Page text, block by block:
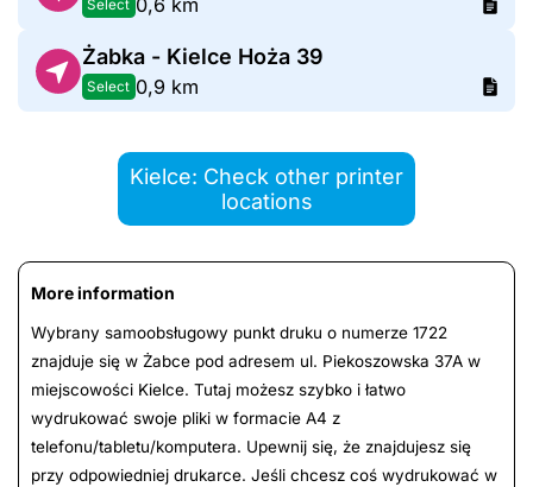
Select 0,6 km
Żabka - Kielce Hoża 39
Select 0,9 km
Kielce: Check other printer
locations
More information
Wybrany samoobsługowy punkt druku o numerze 1722
znajduje się w Żabce pod adresem ul. Piekoszowska 37A w
miejscowości Kielce. Tutaj możesz szybko i łatwo
wydrukować swoje pliki w formacie A4 z
telefonu/tabletu/komputera. Upewnij się, że znajdujesz się
przy odpowiedniej drukarce. Jeśli chcesz coś wydrukować w